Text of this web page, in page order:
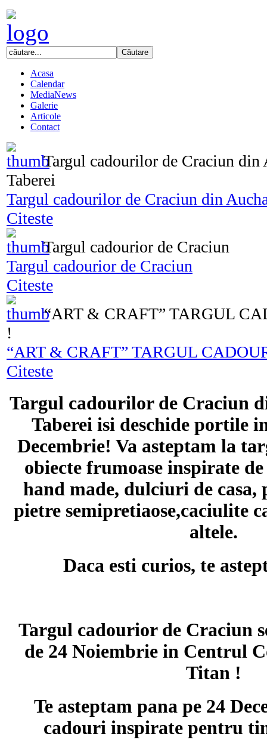
Acasa
Calendar
MediaNews
Galerie
Articole
Contact
Targul cadourilor de Craciun din
Taberei
Targul cadourilor de Craciun din
Citeste
Targul cadourior de Craciun
Targul cadourior de Craciun
Citeste
“ART & CRAFT” TARGUL
!
“ART & CRAFT” TARGUL
Citeste
Targul cadourilor de Craciun
Taberei isi deschide portile
Decembrie! Va asteptam la
obiecte frumoase inspirate
hand made, dulciuri de casa,
pietre semipretiaose,caciulite
altele.
Daca esti curios, te
Targul cadourior de Craciun
de 24 Noiembrie in Centrul
Titan !
Te asteptam pana pe 24
cadouri inspirate pentru